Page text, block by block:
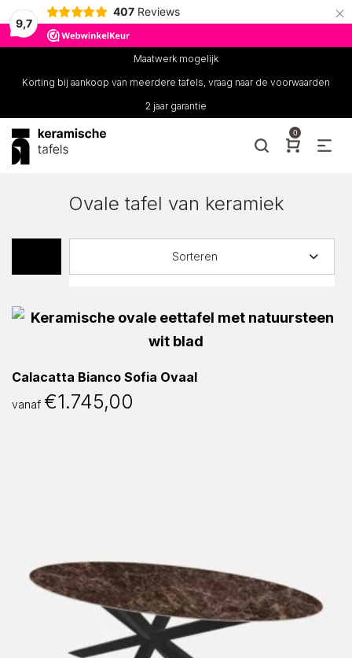
9,7
407 Reviews ×
Maatwerk mogelijk
Korting bij aankoop van meerdere tafels, vraag naar de voorwaarden
2 jaar garantie
0
Ovale tafel van keramiek
Sorteren
Calacatta Bianco Sofia Ovaal
vanaf €1.745,00